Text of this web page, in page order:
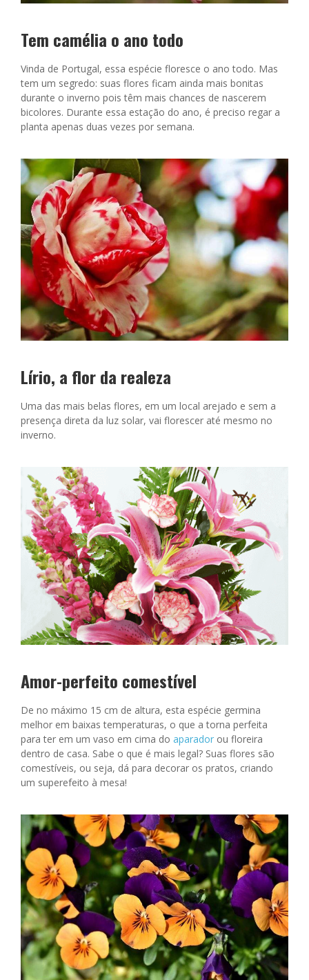
Tem camélia o ano todo
Vinda de Portugal, essa espécie floresce o ano todo. Mas
tem um segredo: suas flores ficam ainda mais bonitas
durante o inverno pois têm mais chances de nascerem
bicolores. Durante essa estação do ano, é preciso regar a
planta apenas duas vezes por semana.
Lírio, a flor da realeza
Uma das mais belas flores, em um local arejado e sem a
presença direta da luz solar, vai florescer até mesmo no
inverno.
Amor-perfeito comestível
De no máximo 15 cm de altura, esta espécie germina
melhor em baixas temperaturas, o que a torna perfeita
para ter em um vaso em cima do aparador ou floreira
dentro de casa. Sabe o que é mais legal? Suas flores são
comestíveis, ou seja, dá para decorar os pratos, criando
um superefeito à mesa!